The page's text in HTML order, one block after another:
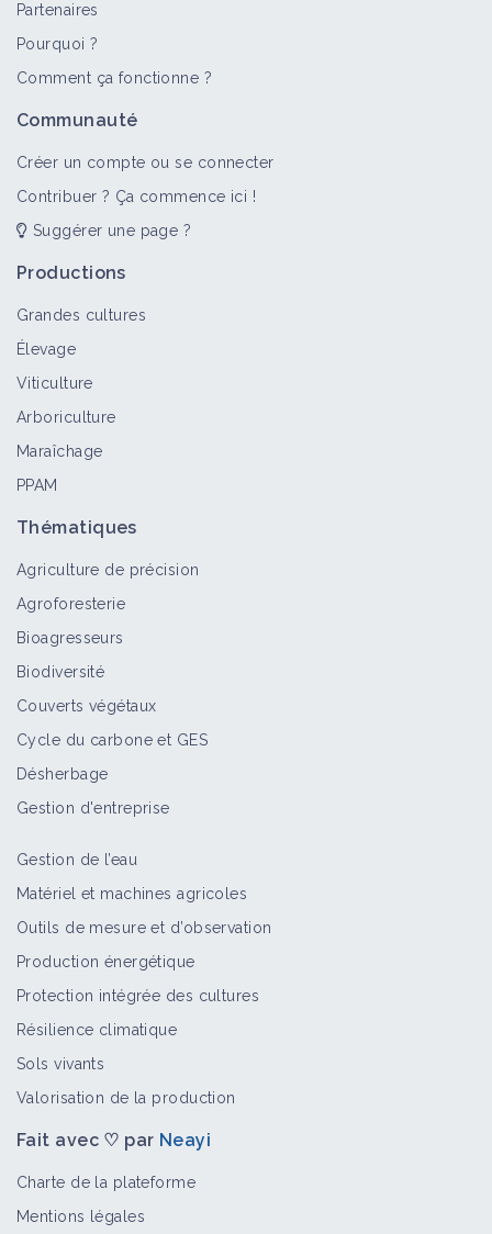
Partenaires
Pourquoi ?
Comment ça fonctionne ?
Communauté
Créer un compte ou se connecter
Contribuer ? Ça commence ici !
Suggérer une page ?
Productions
Grandes cultures
Élevage
Viticulture
Arboriculture
Maraîchage
PPAM
Thématiques
Agriculture de précision
Agroforesterie
Bioagresseurs
Biodiversité
Couverts végétaux
Cycle du carbone et GES
Désherbage
Gestion d'entreprise
Gestion de l’eau
Matériel et machines agricoles
Outils de mesure et d’observation
Production énergétique
Protection intégrée des cultures
Résilience climatique
Sols vivants
Valorisation de la production
Fait avec ♡ par Neayi
Charte de la plateforme
Mentions légales